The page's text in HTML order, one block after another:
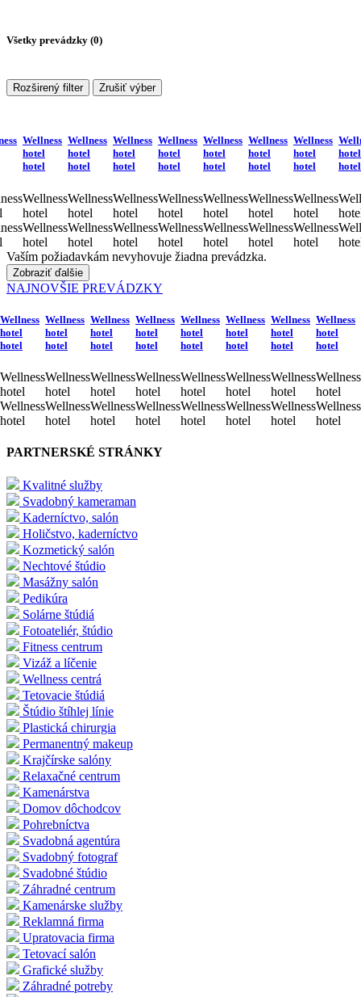
Všetky prevádzky (0)
Rozširený filter Zrušiť výber
Wellness
hotel
hotel
Wellness
hotel
Wellness
hotel
Wellness
hotel
hotel
Wellness
hotel
Wellness
hotel
Wellness
hotel
hotel
Wellness
hotel
Wellness
hotel
Wellness
hotel
hotel
Wellness
hotel
Wellness
hotel
Wellness
hotel
hotel
Wellness
hotel
Wellness
hotel
Wellness
hotel
hotel
Wellness
hotel
Wellness
hotel
Wellness
hotel
hotel
Wellness
hotel
Wellness
hotel
hotel
hotel
Vaším požiadavkám nevyhovuje žiadna prevádzka.
Zobraziť ďalšie
NAJNOVŠIE PREVÁDZKY
Wellness
hotel
hotel
Wellness
hotel
Wellness
hotel
Wellness
hotel
hotel
Wellness
hotel
Wellness
hotel
Wellness
hotel
hotel
Wellness
hotel
Wellness
hotel
Wellness
hotel
hotel
Wellness
hotel
Wellness
hotel
Wellness
hotel
hotel
Wellness
hotel
Wellness
hotel
Wellness
hotel
hotel
Wellness
hotel
Wellness
hotel
Wellness
hotel
hotel
Wellness
hotel
Wellness
hotel
Wellness
hotel
hotel
Wellness
hotel
Wellness
hotel
PARTNERSKÉ STRÁNKY
Kvalitné služby
Svadobný kameraman
Kaderníctvo, salón
Holičstvo, kaderníctvo
Kozmetický salón
Nechtové štúdio
Masážny salón
Pedikúra
Solárne štúdiá
Fotoateliér, štúdio
Fitness centrum
Vizáž a líčenie
Wellness centrá
Tetovacie štúdiá
Štúdio štíhlej línie
Plastická chirurgia
Permanentný makeup
Krajčírske salóny
Relaxačné centrum
Kamenárstva
Domov dôchodcov
Pohrebníctva
Svadobná agentúra
Svadobný fotograf
Svadobné štúdio
Záhradné centrum
Kamenárske služby
Reklamná firma
Upratovacia firma
Tetovací salón
Grafické služby
Záhradné potreby